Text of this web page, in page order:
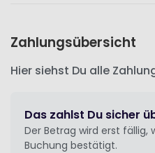
Zahlungsübersicht
Hier siehst Du alle
Das zahlst Du sicher
Der Betrag wird erst fällig,
Buchung bestätigt.